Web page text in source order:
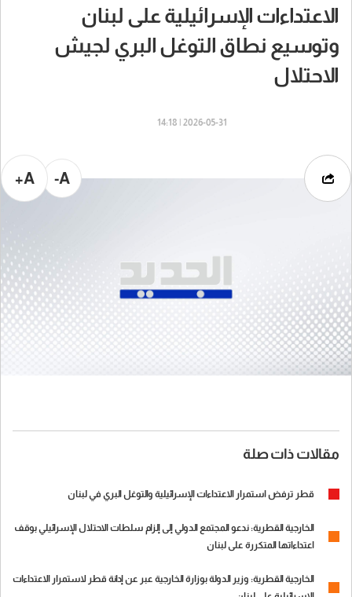
الاعتداءات الإسرائيلية على لبنان
وتوسيع نطاق التوغل البري لجيش
الاحتلال
2026-05-31 | 14:18
A-
A+
مقالات ذات صلة
قطر ترفض استمرار الاعتداءات الإسرائيلية والتوغل البري في لبنان
الخارجية القطرية: ندعو المجتمع الدولي إلى إلزام سلطات الاحتلال الإسرائيلي بوقف
اعتداءاتها المتكررة على لبنان
الخارجية القطرية: وزير الدولة بوزارة الخارجية عبر عن إدانة قطر لاستمرار الاعتداءات